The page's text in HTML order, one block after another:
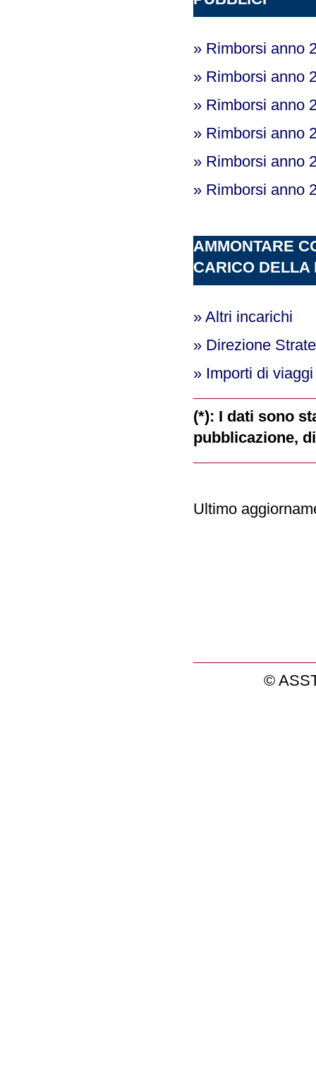
» Rimborsi anno
» Rimborsi anno
» Rimborsi anno
» Rimborsi anno
» Rimborsi anno
» Rimborsi anno
AMMONTARE
CARICO
» Altri incarichi
» Direzione
» Importi di
(*): I dati sono
pubblicazione,
Ultimo
©